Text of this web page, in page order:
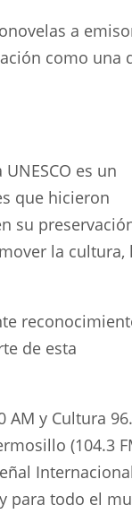
a
como una
es un
que hicieron
su
la cultura,
de esta
AM y Cultura
(104.3
Internacional
para todo el